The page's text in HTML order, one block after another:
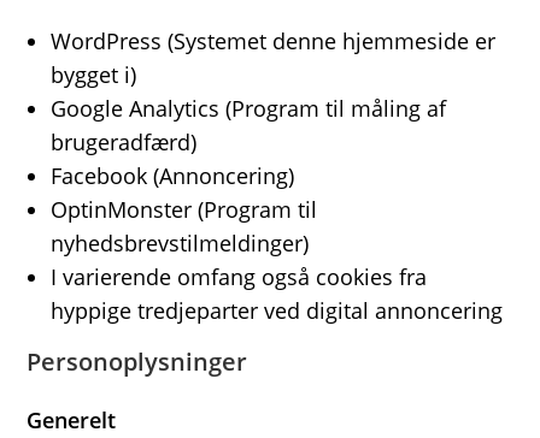
WordPress (Systemet denne hjemmeside er
bygget i)
Google Analytics (Program til måling af
brugeradfærd)
Facebook (Annoncering)
OptinMonster (Program til
nyhedsbrevstilmeldinger)
I varierende omfang også cookies fra
hyppige tredjeparter ved digital annoncering
Personoplysninger
Generelt